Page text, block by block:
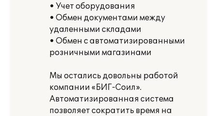
• Учет оборудования
• Обмен документами между
удаленными складами
• Обмен с автоматизированными
розничными магазинами
Мы остались довольны работой
компании «БИГ-Соил».
Автоматизированная система
позволяет сократить время на